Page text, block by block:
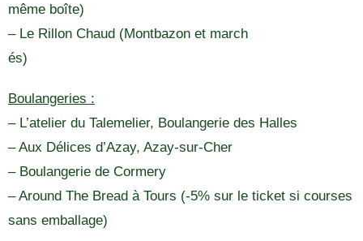
même boîte)
– Le Rillon Chaud (Montbazon et march
és)
Boulangeries :
– L’atelier du Talemelier, Boulangerie des Halles
– Aux Délices d’Azay, Azay-sur-Cher
– Boulangerie de Cormery
– Around The Bread à Tours (-5% sur le ticket si courses
sans emballage)